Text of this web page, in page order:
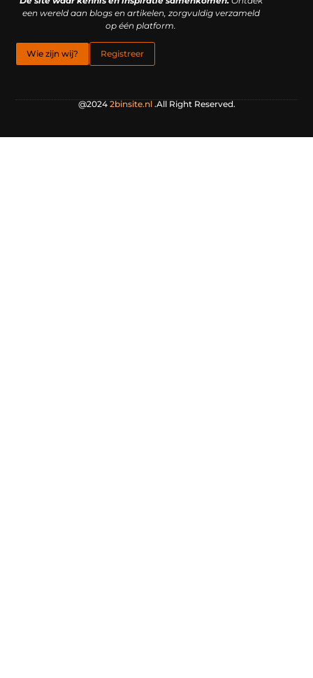
een wereld aan blogs en artikelen, zorgvuldig verzameld
op één platform.
Wie zijn wij? Registreer
@2024 2binsite.nl.All Right Reserved.